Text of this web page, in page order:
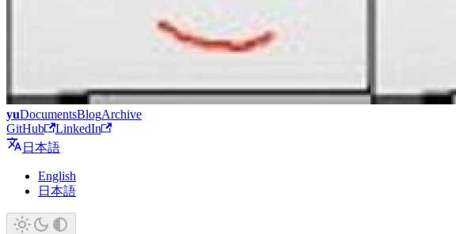
yuDocumentsBlogArchive
GitHub
LinkedIn
日本語
English
日本語